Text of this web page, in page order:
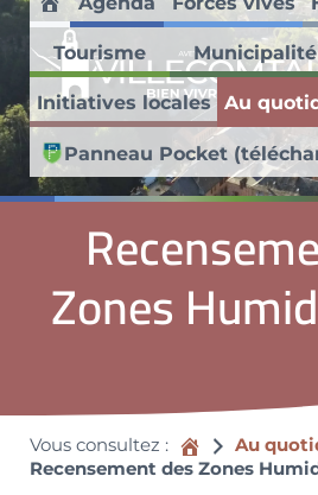
Passer au contenu principal
Skip to header right navigation
Skip to site footer
Villecomtal en Aveyron
Découvrez ce village médiéval
Accueil
Tourisme Municipalité
Initiatives locales Au
Panneau Pocket
Zones
Vous consultez : Accueil
Au
Recensement des Zones